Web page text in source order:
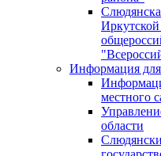
Информация для
местного
области